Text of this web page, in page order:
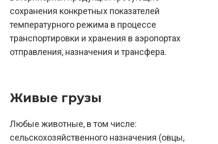
сохранения конкретных показателей
температурного режима в процессе
транспортировки и хранения в аэропортах
отправления, назначения и трансфера.
Живые грузы
Любые животные, в том числе:
сельскохозяйственного назначения (овцы,